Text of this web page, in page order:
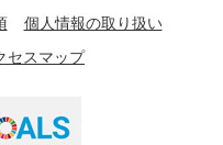
個人情報の取り扱い
セスマップ